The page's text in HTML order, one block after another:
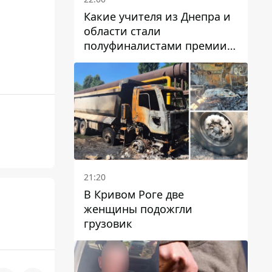
Какие учителя из Днепра и
области стали
полуфиналистами премии
Global Teacher Prize Ukraine
2026
21:20
В Кривом Роге две
женщины подожгли
грузовик